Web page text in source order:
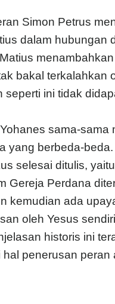
Simon Petrus
dalam hubungan
bakal terkalahkan
ini tidak
sama-
yang berbeda-
selesai ditulis,
Gereja Perdana
kemudian ada
oleh Yesus
historis ini
penerusan